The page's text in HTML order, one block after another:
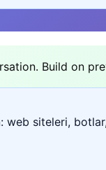
Build on
web siteleri,